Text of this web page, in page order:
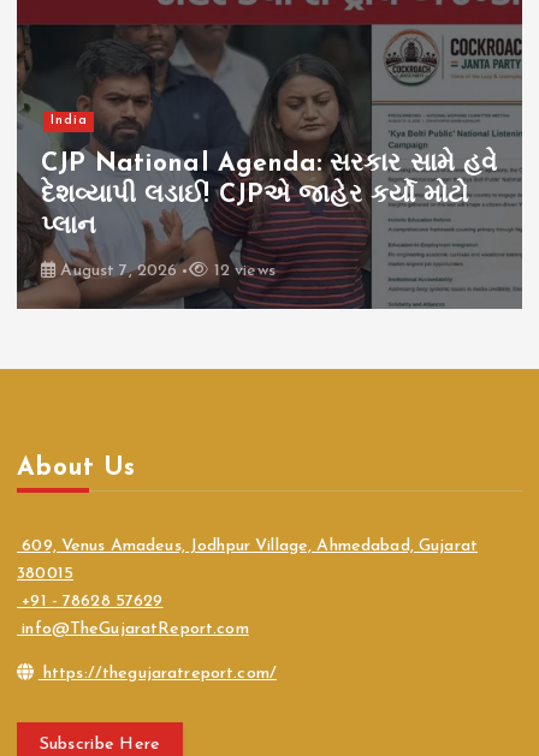
India
CJP National Agenda: સરકાર સામે હવે
દેશવ્યાપી લડાઈ! CJPએ જાહેર કર્યો મોટો
પ્લાન
August 7, 2026 12 views
About Us
609, Venus Amadeus, Jodhpur Village, Ahmedabad, Gujarat
380015
+91 - 78628 57629
info@TheGujaratReport.com
https://thegujaratreport.com/
Subscribe Here